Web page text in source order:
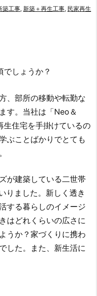
築工事, 新築＋再生工事, 民家再生
しょうか？
、部所の移動や転勤な
す。 当社は「Neo＆
住宅を手掛けているの
ぶことばかりでとても
が建築している二世帯
りました。新しく透き
する暮らしのイメージ
はどれくらいの広さに
うか？家づくりに携わ
した。また、新生活に